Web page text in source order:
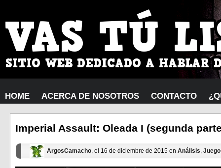
HOME ACERCA DE NOSOTROS CONTACTO
Imperial Assault: Oleada I (segunda
ArgosCamacho, el 16 de diciembre de 2015 en Análisis,